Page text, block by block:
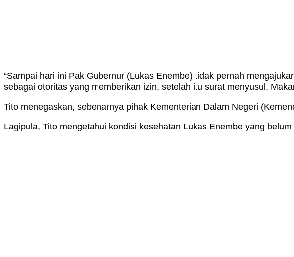
“Sampai hari ini Pak Gubernur (Lukas Enembe) tidak pernah
sebagai otoritas yang memberikan izin, setelah itu surat menyusul.
Tito menegaskan, sebenarnya pihak Kementerian Dalam Negeri
Lagipula, Tito mengetahui kondisi kesehatan Lukas Enembe yang